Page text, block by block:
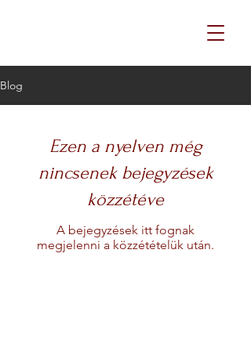
Blog
Ezen a nyelven még
nincsenek bejegyzések
közzétéve
A bejegyzések itt fognak
megjelenni a közzétételük után.